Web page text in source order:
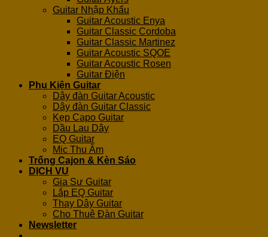
Guitar Nhập Khẩu
Guitar Acoustic Enya
Guitar Classic Cordoba
Guitar Classic Martinez
Guitar Acoustic SQOE
Guitar Acoustic Rosen
Guitar Điện
Phụ Kiện Guitar
Dây đàn Guitar Acoustic
Dây đàn Guitar Classic
Kẹp Capo Guitar
Dầu Lau Dây
EQ Guitar
Mic Thu Âm
Trống Cajon & Kèn Sáo
DỊCH VỤ
Gia Sư Guitar
Lắp EQ Guitar
Thay Dây Guitar
Cho Thuê Đàn Guitar
Newsletter